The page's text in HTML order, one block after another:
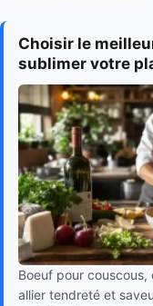
Choisir le
sublimer votre
Boeuf pour couscous,
allier tendreté et